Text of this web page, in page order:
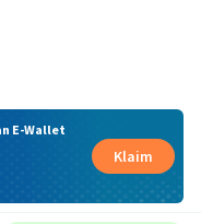
E-Wallet
Klaim